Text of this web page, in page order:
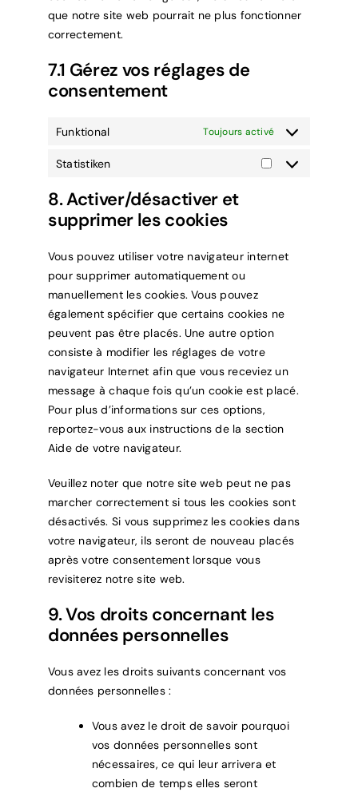
que notre site web pourrait ne plus fonctionner
correctement.
7.1 Gérez vos réglages de
consentement
Funktional Toujours activé
Statistiken
Statistiken
8. Activer/désactiver et
supprimer les cookies
Vous pouvez utiliser votre navigateur internet
pour supprimer automatiquement ou
manuellement les cookies. Vous pouvez
également spécifier que certains cookies ne
peuvent pas être placés. Une autre option
consiste à modifier les réglages de votre
navigateur Internet afin que vous receviez un
message à chaque fois qu’un cookie est placé.
Pour plus d’informations sur ces options,
reportez-vous aux instructions de la section
Aide de votre navigateur.
Veuillez noter que notre site web peut ne pas
marcher correctement si tous les cookies sont
désactivés. Si vous supprimez les cookies dans
votre navigateur, ils seront de nouveau placés
après votre consentement lorsque vous
revisiterez notre site web.
9. Vos droits concernant les
données personnelles
Vous avez les droits suivants concernant vos
données personnelles :
Vous avez le droit de savoir pourquoi
vos données personnelles sont
nécessaires, ce qui leur arrivera et
combien de temps elles seront